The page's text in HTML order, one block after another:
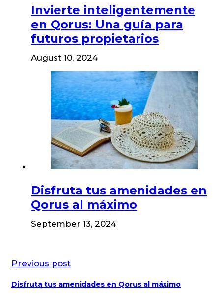
Invierte inteligentemente
en Qorus: Una guía para
futuros propietarios
August 10, 2024
Disfruta tus amenidades en
Qorus al máximo
September 13, 2024
Previous post
Disfruta tus amenidades en Qorus al máximo